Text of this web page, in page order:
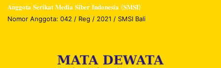
𝐀𝐧𝐠𝐠𝐨𝐭𝐚 𝐒𝐞𝐫𝐢𝐤𝐚𝐭 𝐌𝐞𝐝𝐢𝐚 𝐒𝐢𝐛𝐞𝐫 𝐈𝐧𝐝𝐨𝐧𝐞𝐬𝐢𝐚 (𝐒𝐌𝐒𝐈)
Nomor Anggota: 042 / Reg / 2021 / SMSI Bali